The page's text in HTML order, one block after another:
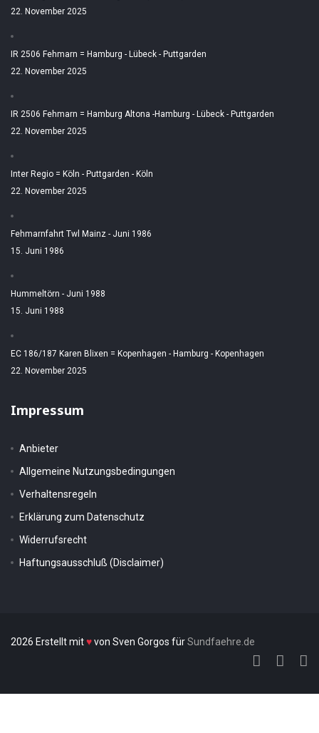
22. November 2025
IR 2506 Fehmarn = Hamburg - Lübeck - Puttgarden
22. November 2025
IR 2506 Fehmarn = Hamburg Altona -Hamburg - Lübeck - Puttgarden
22. November 2025
Inter Regio = Köln - Puttgarden - Köln
22. November 2025
Fehmarnfahrt Twl Mainz - Juni 1986
15. Juni 1986
Hummeltörn - Juni 1988
15. Juni 1988
EC 186/187 Karen Blixen = Kopenhagen - Hamburg - Kopenhagen
22. November 2025
Impressum
Anbieter
Allgemeine Nutzungsbedingungen
Verhaltensregeln
Erklärung zum Datenschutz
Widerrufsrecht
Haftungsausschluß (Disclaimer)
2026 Erstellt mit♥von Sven Gorgos fürSundfaehre.de